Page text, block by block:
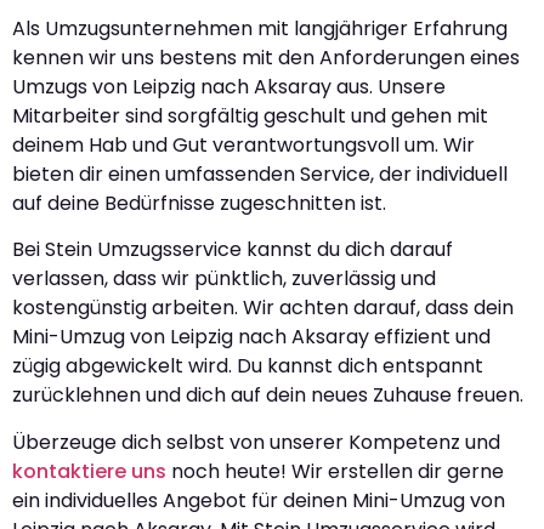
Als Umzugsunternehmen mit langjähriger Erfahrung
kennen wir uns bestens mit den Anforderungen eines
Umzugs von Leipzig nach Aksaray aus. Unsere
Mitarbeiter sind sorgfältig geschult und gehen mit
deinem Hab und Gut verantwortungsvoll um. Wir
bieten dir einen umfassenden Service, der individuell
auf deine Bedürfnisse zugeschnitten ist.
Bei Stein Umzugsservice kannst du dich darauf
verlassen, dass wir pünktlich, zuverlässig und
kostengünstig arbeiten. Wir achten darauf, dass dein
Mini-Umzug von Leipzig nach Aksaray effizient und
zügig abgewickelt wird. Du kannst dich entspannt
zurücklehnen und dich auf dein neues Zuhause freuen.
Überzeuge dich selbst von unserer Kompetenz und
kontaktiere uns noch heute! Wir erstellen dir gerne
ein individuelles Angebot für deinen Mini-Umzug von